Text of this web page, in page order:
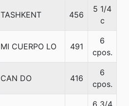
TASHKENT 456
5 1/4
c
MI CUERPO LO 491
6
cpos.
CAN DO 416
6
cpos.
6 3/4